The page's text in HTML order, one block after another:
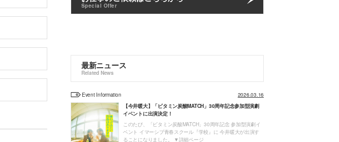
Special Offer
最新ニュース
Related News
Event Information
2026.03.16
【今井暖大】「ビタミン炭酸MATCH」30周年記念参加型演劇
イベントに出演決定！
このたび、「ビタミン炭酸MATCH」30周年記念 参加型演劇イ
ベント イマーシブ青春スクール『学校』に 今井暖大が出演す
ることになりました。 ▼詳細ページ